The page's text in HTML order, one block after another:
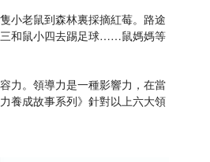
小老鼠到森林裏採摘紅莓。路途
三和鼠小四去踢足球……鼠媽媽等
力。領導力是一種影響力，在當
養成故事系列》針對以上六大領